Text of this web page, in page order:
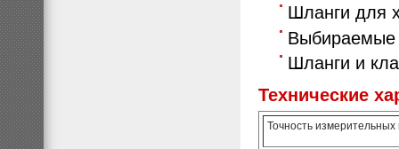
Шланги для
Выбираемые
Шланги и
Технические
Точность измерительных